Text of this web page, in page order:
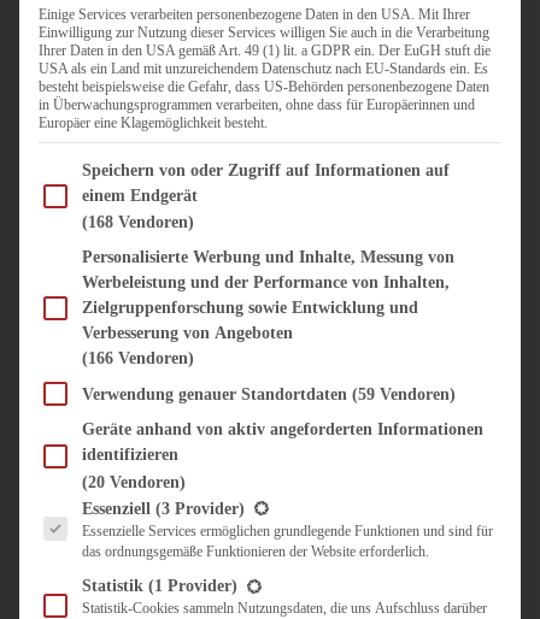
HERZHAFTES BACKEN
ONE-POT-GERICHTE
PASTA & NUDELGERICHTE
PIZZA, TARTES & QUICHES
REIS & RISOTTO
SALATE & SNACKS
SUPPENKASPEREIEN
VORSPEISEN
SÜSS & HERZHAFT
BROTAUFSTRICH
DIPS, SAUCEN, CHUTNEYS
KÜCHENGESCHENKE
UNTERWEGS
KULINARISCH UNTERWEGS
Einige Services verarbeiten personenbezogene Daten in den USA. Mit Ihrer
Einwilligung zur Nutzung dieser Services willigen Sie auch in die Verarbeitung
Ihrer Daten in den USA gemäß Art. 49 (1) lit. a GDPR ein. Der EuGH stuft die
USA als ein Land mit unzureichendem Datenschutz nach EU-Standards ein. Es
besteht beispielsweise die Gefahr, dass US-Behörden personenbezogene Daten
in Überwachungsprogrammen verarbeiten, ohne dass für Europäerinnen und
Europäer eine Klagemöglichkeit besteht.
Im Folgenden finden Sie eine Liste der Zwecke des IAB Transparency and Consent
Speichern von oder Zugriff auf Informationen auf
einem Endgerät
(168 Vendoren)
Personalisierte Werbung und Inhalte, Messung von
Werbeleistung und der Performance von Inhalten,
Zielgruppenforschung sowie Entwicklung und
Verbesserung von Angeboten
(166 Vendoren)
Verwendung genauer Standortdaten (59 Vendoren)
Geräte anhand von aktiv angeforderten Informationen
identifizieren
(20 Vendoren)
Es folgt eine Liste der Service-Gruppen, für die eine Einwilligung erteilt werden
Essenziell (3 Provider)
Essenzielle Services ermöglichen grundlegende Funktionen und sind für
das ordnungsgemäße Funktionieren der Website erforderlich.
Statistik (1 Provider)
Statistik-Cookies sammeln Nutzungsdaten, die uns Aufschluss darüber